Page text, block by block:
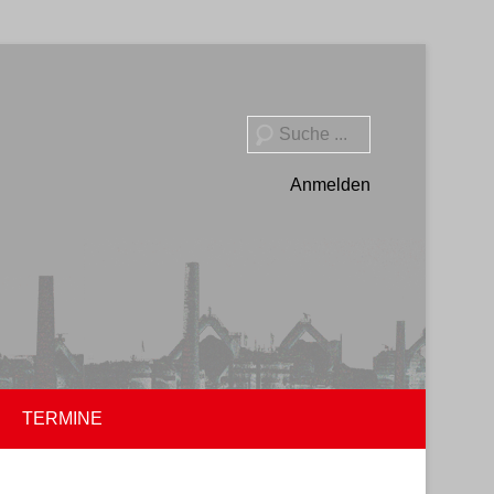
Suche
Anmelden
TERMINE